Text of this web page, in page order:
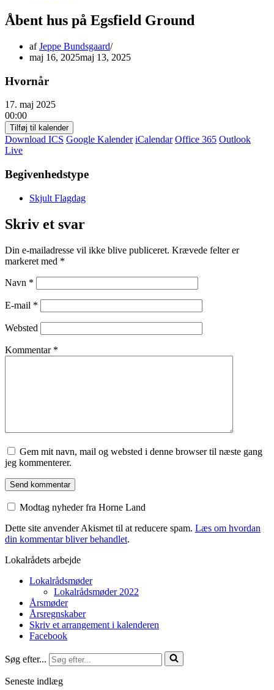
Åbent hus på Egsfield Ground
afJeppe Bundsgaard
maj 16, 2025maj 13, 2025
Hvornår
17. maj 2025
00:00
Tilføj til kalender
Download ICS Google Kalender iCalendar Office 365 Outlook
Live
Begivenhedstype
Skjult Flagdag
Skriv et svar
Din e-mailadresse vil ikke blive publiceret. Krævede felter er
markeret med *
Navn *
E-mail *
Websted
Kommentar *
Gem mit navn, mail og websted i denne browser til næste gang
jeg kommenterer.
Modtag nyheder fra Horne Land
Dette site anvender Akismet til at reducere spam. Læs om hvordan
din kommentar bliver behandlet.
Lokalrådets arbejde
Lokalrådsmøder
Lokalrådsmøder 2022
Årsmøder
Årsregnskaber
Skriv et arrangement i kalenderen
Facebook
Søg efter...
Seneste indlæg